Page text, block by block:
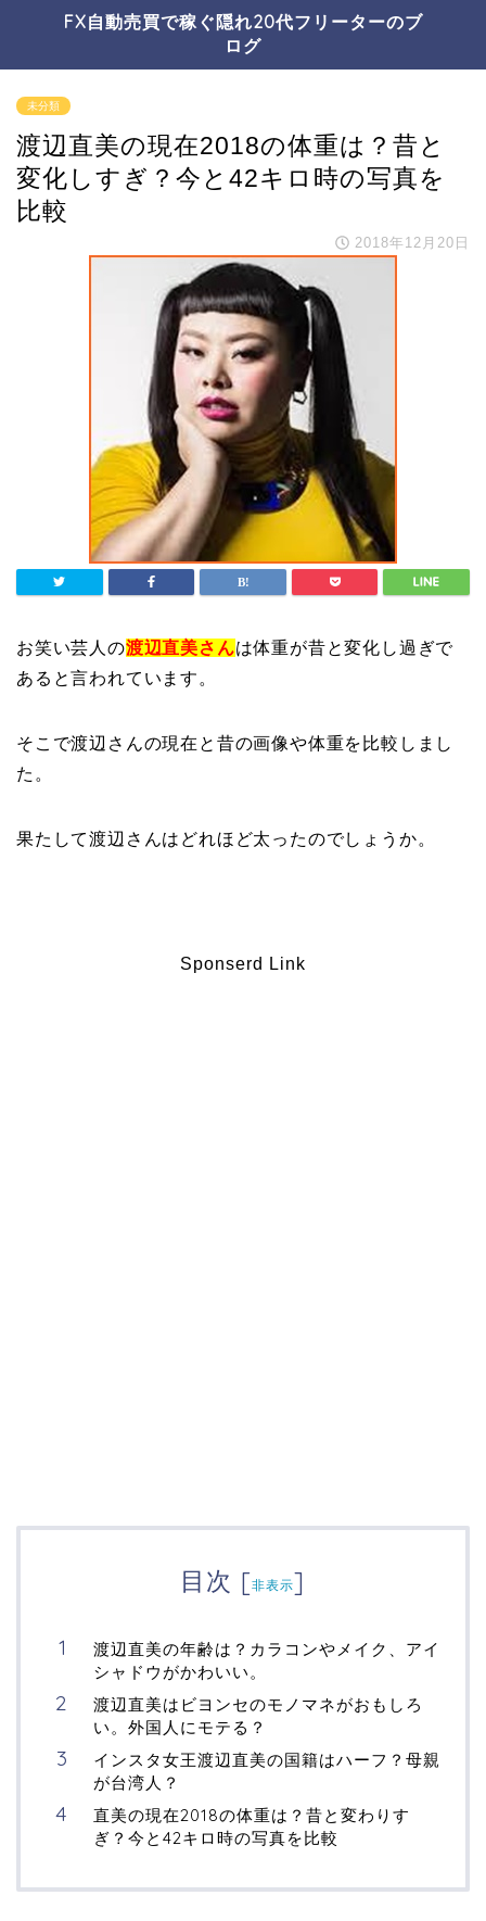
FX自動売買で稼ぐ隠れ20代フリーターのブ
ログ
未分類
渡辺直美の現在2018の体重は？昔と
変化しすぎ？今と42キロ時の写真を
比較
2018年12月20日
お笑い芸人の渡辺直美さんは体重が昔と変化し過ぎで
あると言われています。
そこで渡辺さんの現在と昔の画像や体重を比較しまし
た。
果たして渡辺さんはどれほど太ったのでしょうか。
Sponserd Link
目次 [非表示]
渡辺直美の年齢は？カラコンやメイク、アイ
シャドウがかわいい。
渡辺直美はビヨンセのモノマネがおもしろ
い。外国人にモテる？
インスタ女王渡辺直美の国籍はハーフ？母親
が台湾人？
直美の現在2018の体重は？昔と変わりす
ぎ？今と42キロ時の写真を比較